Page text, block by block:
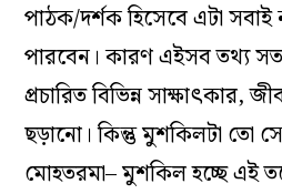
পাঠক/দর্শক হিসেবে এটা
পারবেন। কারণ এইসব তথ্য
প্রচারিত বিভিন্ন সাক্ষাৎকার,
ছড়ানো। কিন্তু মুশকিলটা তো
মোহতরমা– মুশকিল হচ্ছে এই